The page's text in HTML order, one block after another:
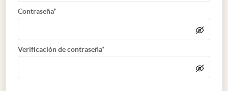
Contraseña*
Verificación de contraseña*